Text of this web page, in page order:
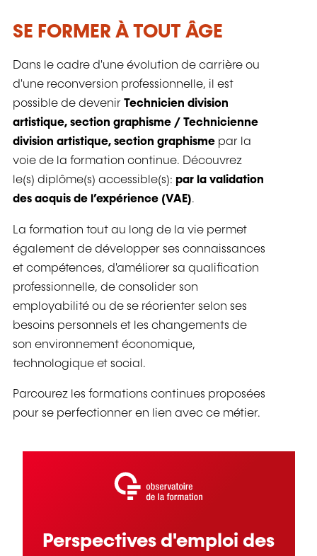
SE FORMER À TOUT ÂGE
Dans le cadre d'une évolution de carrière ou
d'une reconversion professionnelle, il est
possible de devenir Technicien division
artistique, section graphisme / Technicienne
division artistique, section graphisme par la
voie de la formation continue. Découvrez
le(s) diplôme(s) accessible(s): par la validation
des acquis de l’expérience (VAE).
La formation tout au long de la vie permet
également de développer ses connaissances
et compétences, d'améliorer sa qualification
professionnelle, de consolider son
employabilité ou de se réorienter selon ses
besoins personnels et les changements de
son environnement économique,
technologique et social.
Parcourez les formations continues proposées
pour se perfectionner en lien avec ce métier.
Perspectives d'emploi des